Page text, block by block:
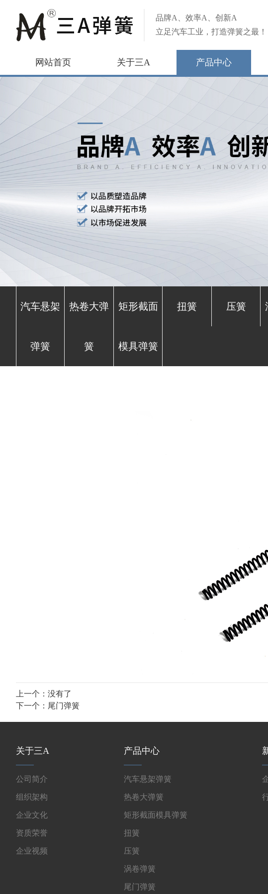
品牌A、效率A、创新A
立足汽车工业，打造弹簧之最！
网站首页 关于三A 产品中心
汽车悬架
弹簧
热卷大弹
簧
矩形截面
模具弹簧
扭簧 压簧
上一个：没有了
下一个： 尾门弹簧
关于三A
公司简介
组织架构
企业文化
资质荣誉
企业视频
产品中心
汽车悬架弹簧
热卷大弹簧
矩形截面模具弹簧
扭簧
压簧
涡卷弹簧
尾门弹簧